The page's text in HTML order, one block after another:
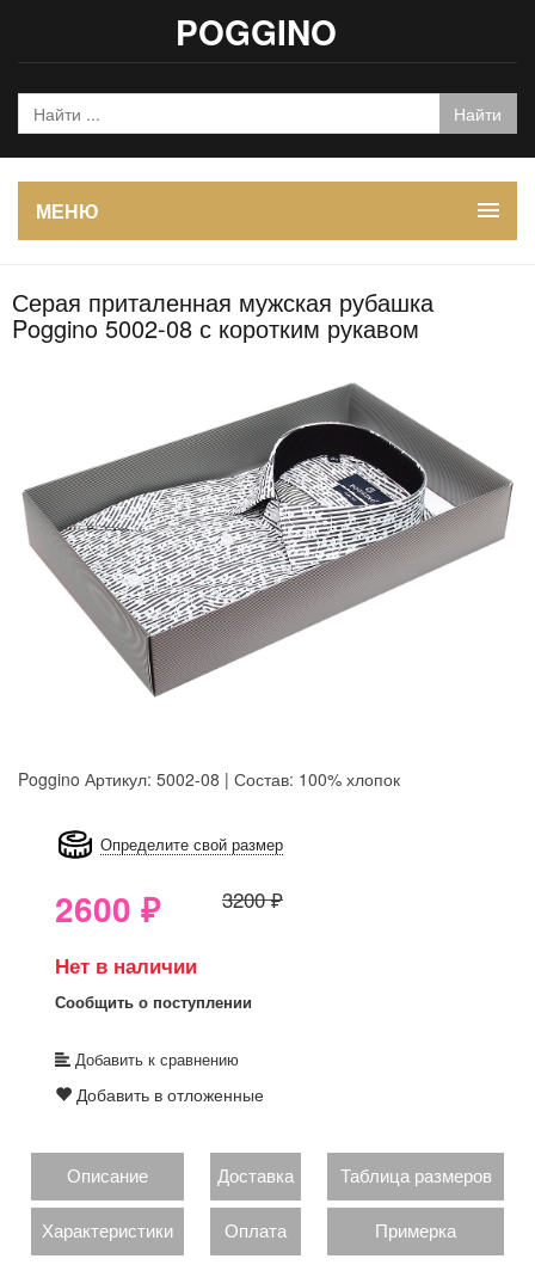
POGGINO
МЕНЮ
Серая приталенная мужская рубашка
Poggino 5002-08 с коротким рукавом
Poggino Артикул: 5002-08 | Состав: 100% хлопок
Определите свой размер
2600 ₽ 3200 ₽
Нет в наличии
Сообщить о поступлении
Добавить к сравнению
Добавить в отложенные
Описание Доставка Таблица размеров
Характеристики Оплата Примерка